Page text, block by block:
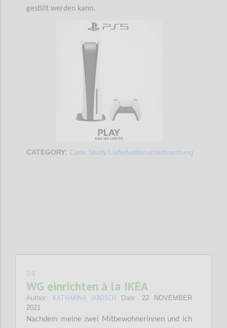
gestillt werden kann.
CATEGORY: Case Study Lieferkettenunterbrechung
34
WG einrichten à la IKEA
Author: KATHARINA JAROSCH Date: 22 NOVEMBER
2021
Nachdem meine zwei Mitbewohnerinnen und ich